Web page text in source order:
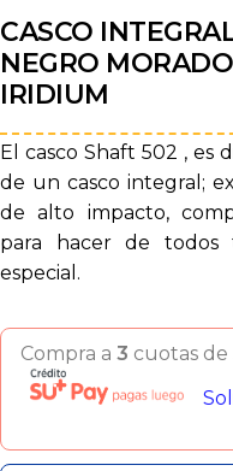
CASCO
NEGRO
IRIDIUM
El casco Shaft 502 , es
de un casco integral;
de alto impacto,
para hacer de todos
especial.
Compra a 3 cuotas de